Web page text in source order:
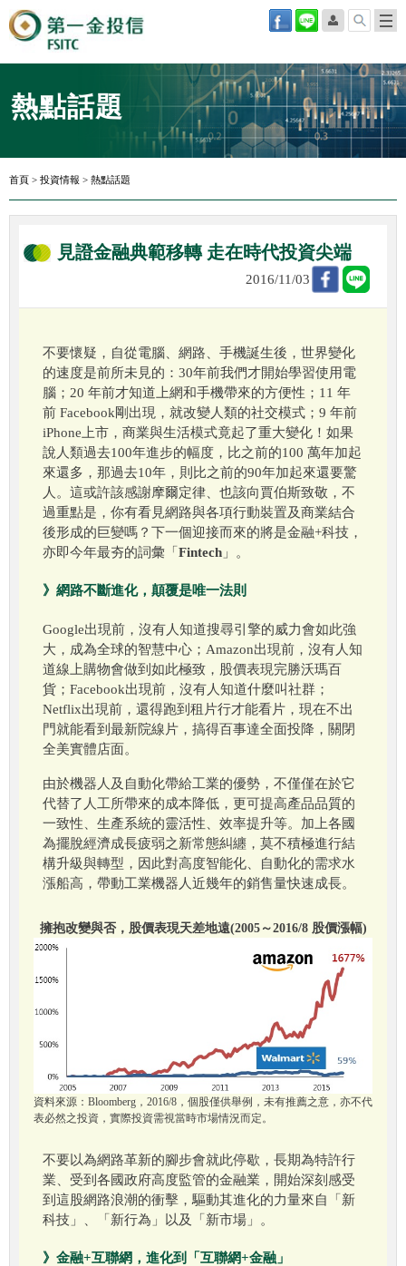
熱點話題
首頁 > 投資情報 > 熱點話題
見證金融典範移轉 走在時代投資尖端
2016/11/03
不要懷疑，自從電腦、網路、手機誕生後，世界變化
的速度是前所未見的：30年前我們才開始學習使用電
腦；20 年前才知道上網和手機帶來的方便性；11 年
前 Facebook剛出現，就改變人類的社交模式；9 年前
iPhone上市，商業與生活模式竟起了重大變化！如果
說人類過去100年進步的幅度，比之前的100 萬年加起
來還多，那過去10年，則比之前的90年加起來還要驚
人。這或許該感謝摩爾定律、也該向賈伯斯致敬，不
過重點是，你有看見網路與各項行動裝置及商業結合
後形成的巨變嗎？下一個迎接而來的將是金融+科技，
亦即今年最夯的詞彙「 Fintech 」。
》網路不斷進化，顛覆是唯一法則
Google出現前，沒有人知道搜尋引擎的威力會如此強
大，成為全球的智慧中心；Amazon出現前，沒有人知
道線上購物會做到如此極致，股價表現完勝沃瑪百
貨；Facebook出現前，沒有人知道什麼叫社群；
Netflix出現前，還得跑到租片行才能看片，現在不出
門就能看到最新院線片，搞得百事達全面投降，關閉
全美實體店面。
由於機器人及自動化帶給工業的優勢，不僅僅在於它
代替了人工所帶來的成本降低，更可提高產品品質的
一致性、生產系統的靈活性、效率提升等。加上各國
為擺脫經濟成長疲弱之新常態糾纏，莫不積極進行結
構升級與轉型，因此對高度智能化、自動化的需求水
漲船高，帶動工業機器人近幾年的銷售量快速成長。
擁抱改變與否，股價表現天差地遠(2005～2016/8 股價漲幅)
資料來源：Bloomberg，2016/8，個股僅供舉例，未有推薦之意，亦不代
表必然之投資，實際投資需視當時市場情況而定。
不要以為網路革新的腳步會就此停歇，長期為特許行
業、受到各國政府高度監管的金融業，開始深刻感受
到這股網路浪潮的衝擊，驅動其進化的力量來自「新
科技」、「新行為」以及「新市場」。
》金融+互聯網，進化到「互聯網+金融」